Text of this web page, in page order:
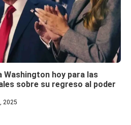
Washington hoy para las
sobre su regreso al poder
2025